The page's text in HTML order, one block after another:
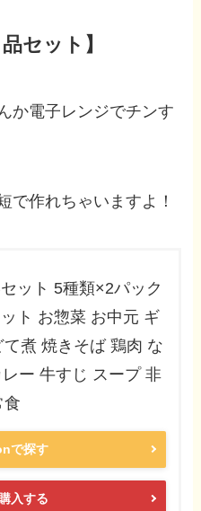
セット】
電子レンジでチンす
で作れちゃいますよ！
ット 5種類×2パック
ト お惣菜 お中元 ギ
煮 焼きそば 鶏肉 な
ー 牛すじ スープ 非
食
で探す
入する